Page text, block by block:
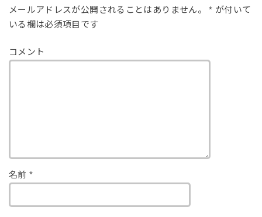
メールアドレスが公開されることはありません。 * が付いて
いる欄は必須項目です
コメント
名前 *